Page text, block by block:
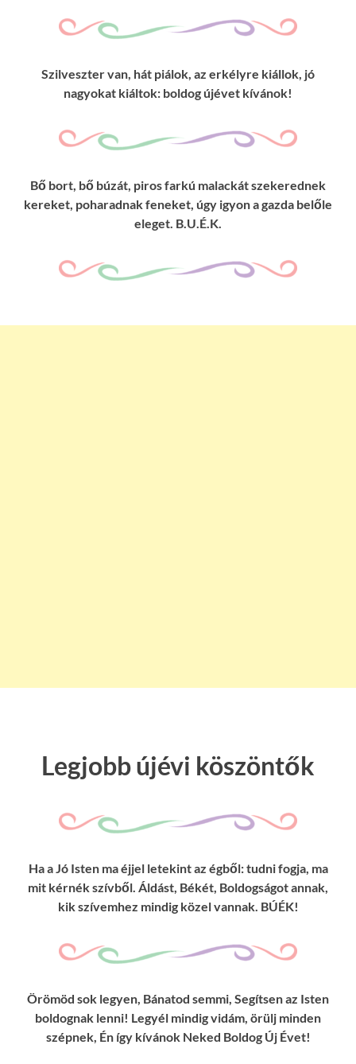
Szilveszter van, hát piálok, az erkélyre kiállok, jó
nagyokat kiáltok: boldog újévet kívánok!
Bő bort, bő búzát, piros farkú malackát szekerednek
kereket, poharadnak feneket, úgy igyon a gazda belőle
eleget. B.U.É.K.
Legjobb újévi köszöntők
Ha a Jó Isten ma éjjel letekint az égből: tudni fogja, ma
mit kérnék szívből. Áldást, Békét, Boldogságot annak,
kik szívemhez mindig közel vannak. BÚÉK!
Örömöd sok legyen, Bánatod semmi, Segítsen az Isten
boldognak lenni! Legyél mindig vidám, örülj minden
szépnek, Én így kívánok Neked Boldog Új Évet!